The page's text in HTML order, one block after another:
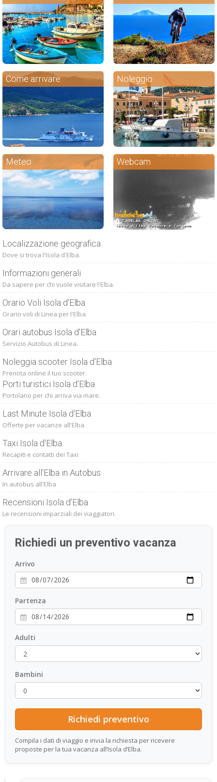
Come arrivare Noleggio
Meteo Webcam
Localizzazione geografica
Dove si trova l'Isola d'Elba.
Informazioni generali
Da sapere per chi vuole visitare l'Elba.
Orario Voli Isola d'Elba
Orario voli di Linea per l'Elba.
Orari autobus Isola d'Elba
Servizio Autobus di Linea.
Noleggia scooter Isola d'Elba
Prenota online il tuo scooter.
Porti turistici Isola d'Elba
Portolano per chi arriva via mare.
Last Minute Isola d'Elba
Offerte per vacanze all'Elba.
Taxi Isola d'Elba
Recapiti e contatti dei Taxi
Arrivare all'Elba in Autobus
In autobus all'Elba
Recensioni Isola d'Elba
Le recensioni imparziali dei viaggiatori.
Richiedi un preventivo vacanza
Arrivo
Partenza
Adulti
Bambini
Compila i dati di viaggio e invia la richiesta per ricevere
proposte per la tua vacanza all’Isola d’Elba.